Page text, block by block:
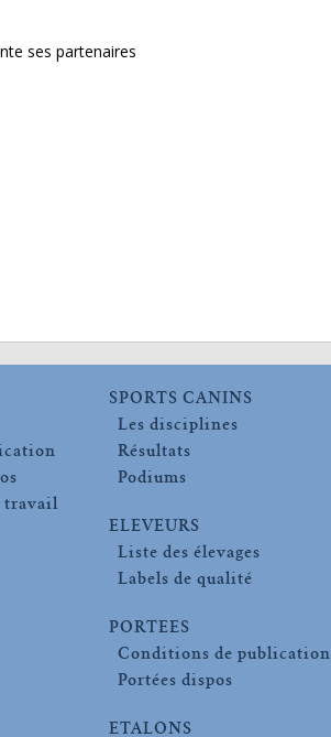
ses partenaires
travail
SPORTS CANINS
Les disciplines
Résultats
Podiums
ELEVEURS
Liste des élevages
Labels de qualité
PORTEES
Conditions de publication
Portées dispos
ETALONS